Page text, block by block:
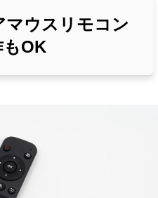
マウスリモコン
OK